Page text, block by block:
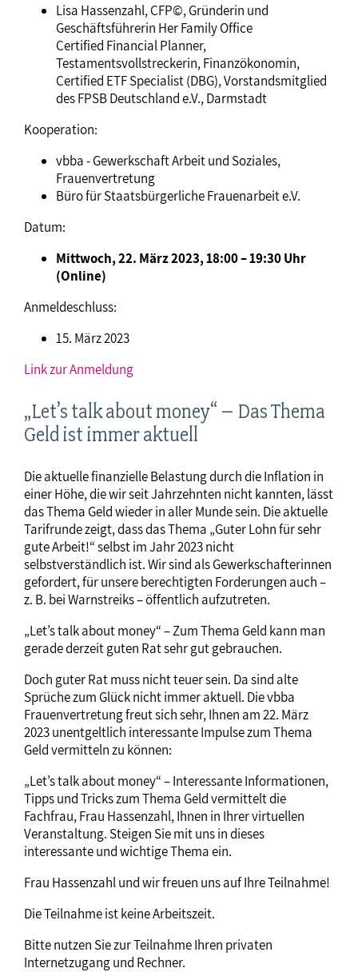
Lisa Hassenzahl, CFP©, Gründerin und
Geschäftsführerin Her Family Office
Certified Financial Planner,
Testamentsvollstreckerin, Finanzökonomin,
Certified ETF Specialist (DBG), Vorstandsmitglied
des FPSB Deutschland e.V., Darmstadt
Kooperation:
vbba - Gewerkschaft Arbeit und Soziales,
Frauenvertretung
Büro für Staatsbürgerliche Frauenarbeit e.V.
Datum:
Mittwoch, 22. März 2023, 18:00 – 19:30 Uhr
(Online)
Anmeldeschluss:
15. März 2023
Link zur Anmeldung
„Let’s talk about money“ – Das Thema
Geld ist immer aktuell
Die aktuelle finanzielle Belastung durch die Inflation in
einer Höhe, die wir seit Jahrzehnten nicht kannten, lässt
das Thema Geld wieder in aller Munde sein. Die aktuelle
Tarifrunde zeigt, dass das Thema „Guter Lohn für sehr
gute Arbeit!“ selbst im Jahr 2023 nicht
selbstverständlich ist. Wir sind als Gewerkschafterinnen
gefordert, für unsere berechtigten Forderungen auch –
z. B. bei Warnstreiks – öffentlich aufzutreten.
„Let’s talk about money“ – Zum Thema Geld kann man
gerade derzeit guten Rat sehr gut gebrauchen.
Doch guter Rat muss nicht teuer sein. Da sind alte
Sprüche zum Glück nicht immer aktuell. Die vbba
Frauenvertretung freut sich sehr, Ihnen am 22. März
2023 unentgeltlich interessante Impulse zum Thema
Geld vermitteln zu können:
„Let’s talk about money“ – Interessante Informationen,
Tipps und Tricks zum Thema Geld vermittelt die
Fachfrau, Frau Hassenzahl, Ihnen in Ihrer virtuellen
Veranstaltung. Steigen Sie mit uns in dieses
interessante und wichtige Thema ein.
Frau Hassenzahl und wir freuen uns auf Ihre Teilnahme!
Die Teilnahme ist keine Arbeitszeit.
Bitte nutzen Sie zur Teilnahme Ihren privaten
Internetzugang und Rechner.